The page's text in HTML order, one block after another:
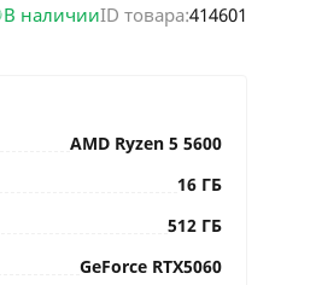
В наличииID товара:414601
AMD Ryzen 5 5600
16 ГБ
512 ГБ
GeForce RTX5060